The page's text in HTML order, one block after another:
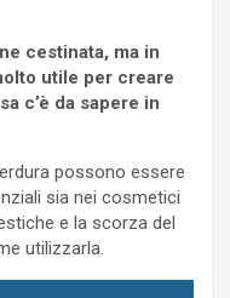
cestinata, ma in
utile per creare
c’è da sapere in
possono essere
sia nei cosmetici
e la scorza del
utilizzarla.